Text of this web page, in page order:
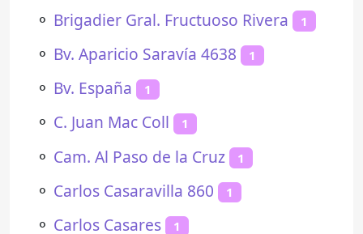
⚬ Brigadier Gral. Fructuoso Rivera 1
⚬ Bv. Aparicio Saravía 4638 1
⚬ Bv. España 1
⚬ C. Juan Mac Coll 1
⚬ Cam. Al Paso de la Cruz 1
⚬ Carlos Casaravilla 860 1
⚬ Carlos Casares 1